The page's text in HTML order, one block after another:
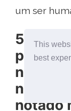
This
best
um ser
51.
nisso?
no
notado